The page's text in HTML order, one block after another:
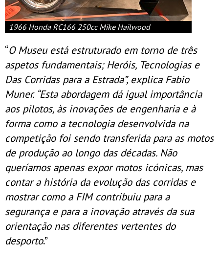
1966 Honda RC166 250cc Mike Hailwood
“O Museu está estruturado em torno de três
aspetos fundamentais; Heróis, Tecnologias e
Das Corridas para a Estrada”, explica Fabio
Muner. “Esta abordagem dá igual importância
aos pilotos, às inovações de engenharia e à
forma como a tecnologia desenvolvida na
competição foi sendo transferida para as motos
de produção ao longo das décadas. Não
queríamos apenas expor motos icónicas, mas
contar a história da evolução das corridas e
mostrar como a FIM contribuiu para a
segurança e para a inovação através da sua
orientação nas diferentes vertentes do
desporto.”